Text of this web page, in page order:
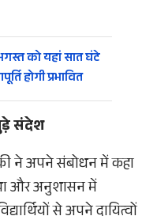
को यहां सात घंटे
होगी प्रभावित
संदेश
ने अपने संबोधन में कहा
और अनुशासन में